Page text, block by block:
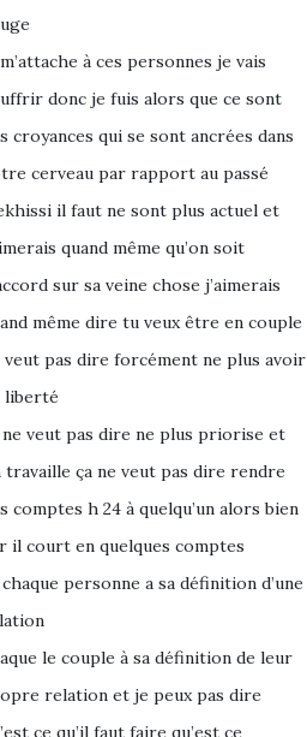
à ces personnes je vais
donc je fuis alors que ce sont
croyances qui se sont ancrées dans
cerveau par rapport au passé
il faut ne sont plus actuel et
quand même qu’on soit
sur sa veine chose j’aimerais
même dire tu veux être en couple
veut pas dire forcément ne plus avoir
liberté
ne veut pas dire ne plus priorise et
travaille ça ne veut pas dire rendre
comptes h 24 à quelqu’un alors bien
il court en quelques comptes
personne a sa définition d’une
le couple à sa définition de leur
relation et je peux pas dire
ce qu’il faut faire qu’est ce